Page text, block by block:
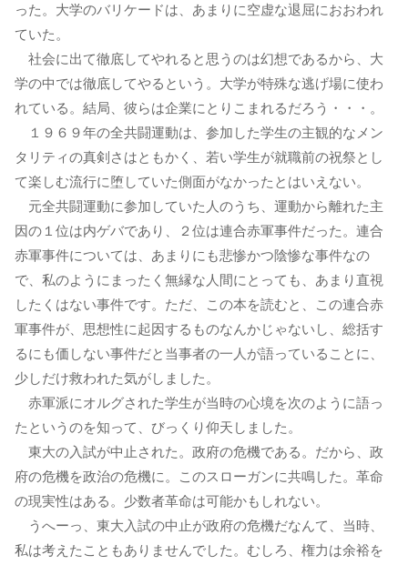
った。大学のバリケードは、あまりに空虚な退屈におおわれ
ていた。
社会に出て徹底してやれると思うのは幻想であるから、大
学の中では徹底してやるという。大学が特殊な逃げ場に使わ
れている。結局、彼らは企業にとりこまれるだろう・・・。
１９６９年の全共闘運動は、参加した学生の主観的なメン
タリティの真剣さはともかく、若い学生が就職前の祝祭とし
て楽しむ流行に堕していた側面がなかったとはいえない。
元全共闘運動に参加していた人のうち、運動から離れた主
因の１位は内ゲバであり、２位は連合赤軍事件だった。連合
赤軍事件については、あまりにも悲惨かつ陰惨な事件なの
で、私のようにまったく無縁な人間にとっても、あまり直視
したくはない事件です。ただ、この本を読むと、この連合赤
軍事件が、思想性に起因するものなんかじゃないし、総括す
るにも価しない事件だと当事者の一人が語っていることに、
少しだけ救われた気がしました。
赤軍派にオルグされた学生が当時の心境を次のように語っ
たというのを知って、びっくり仰天しました。
東大の入試が中止された。政府の危機である。だから、政
府の危機を政治の危機に。このスローガンに共鳴した。革命
の現実性はある。少数者革命は可能かもしれない。
うへーっ、東大入試の中止が政府の危機だなんて、当時、
私は考えたこともありませんでした。むしろ、権力は余裕を